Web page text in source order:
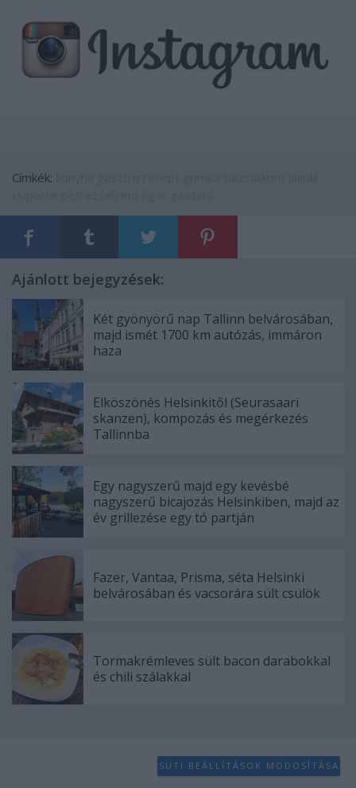
Címkék:
Ajánlott bejegyzések:
Két gyönyörű nap Tallinn belvárosában,
majd ismét 1700 km autózás, immáron
haza
Elköszönés Helsinkitől (Seurasaari
skanzen), kompozás és megérkezés
Tallinnba
Egy nagyszerű majd egy kevésbé
nagyszerű bicajozás Helsinkiben, majd az
év grillezése egy tó partján
Fazer, Vantaa, Prisma, séta Helsinki
belvárosában és vacsorára sült csülök
Tormakrémleves sült bacon darabokkal
és chili szálakkal
SÜTI BEÁLLÍTÁSOK MÓDOSÍTÁSA